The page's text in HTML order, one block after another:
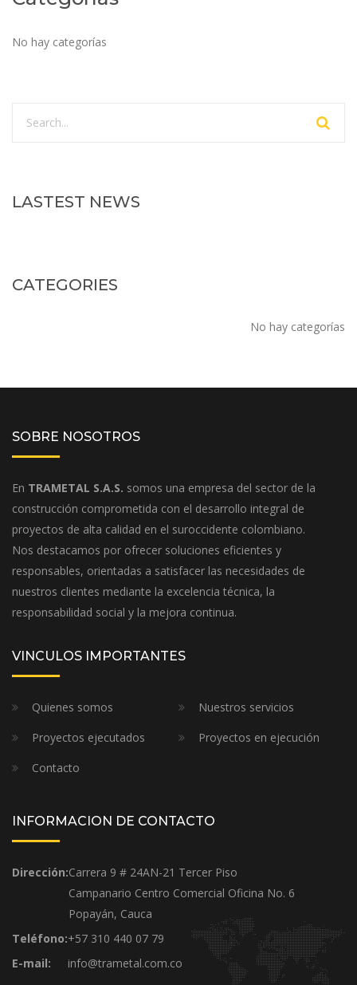
No hay categorías
LASTEST NEWS
CATEGORIES
No hay categorías
SOBRE NOSOTROS
En TRAMETAL S.A.S. somos una empresa del sector de la
construcción comprometida con el desarrollo integral de
proyectos de alta calidad en el suroccidente colombiano.
Nos destacamos por ofrecer soluciones eficientes y
responsables, orientadas a satisfacer las necesidades de
nuestros clientes mediante la excelencia técnica, la
responsabilidad social y la mejora continua.
VINCULOS IMPORTANTES
Quienes somos
Nuestros servicios
Proyectos ejecutados
Proyectos en ejecución
Contacto
INFORMACION DE CONTACTO
Dirección:Carrera 9 # 24AN-21 Tercer Piso
Campanario Centro Comercial Oficina No. 6
Popayán, Cauca
Teléfono:+57 310 440 07 79
E-mail:
info@trametal.com.co